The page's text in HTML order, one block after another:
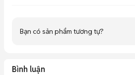
Bạn có sản phẩm tương tự?
Bình luận